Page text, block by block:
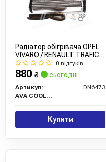
Радіатор обігрівача OPEL
VIVARO / RENAULT TRAFIC II
(2001) (вир-во AVA)
0 відгуків
880 ₴ сьогодні
Артикул:
DN6473
AVA COOLING
Купити